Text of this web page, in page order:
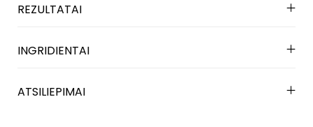
REZULTATAI
INGRIDIENTAI
ATSILIEPIMAI